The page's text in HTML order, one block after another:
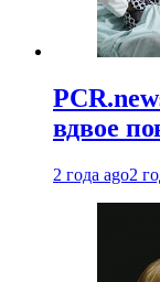
вдвое
2 года ago2